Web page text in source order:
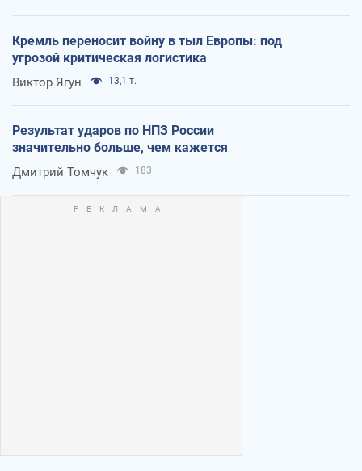
Кремль переносит войну в тыл Европы: под
угрозой критическая логистика
Виктор Ягун 13,1 т.
Результат ударов по НПЗ России
значительно больше, чем кажется
Дмитрий Томчук 183